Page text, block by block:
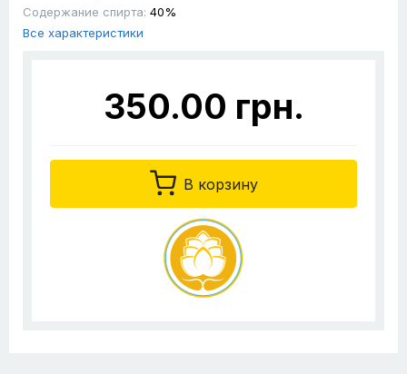
Содержание спирта: 40%
Все характеристики
350.00 грн.
В корзину